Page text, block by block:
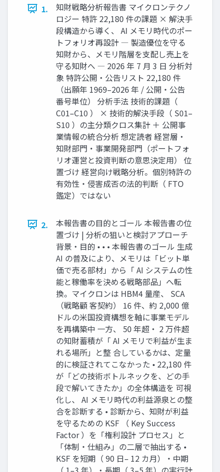
1.
知財戦略分析報告書 マイクロンテクノ
ロジー 特許 22,180 件の課題 × 解決手
段構造から導く、 AI メモリ時代のポー
トフォリオ再設計 ― 製造優位を守る
知財から、メモリ階層を支配し売上を
守る知財へ ― 2026 年 7 月 3 日 分析対
象 特許公開・公告リスト 22,180 件
（出願年 1969–2026 年 / 公開・公告
番号単位） 分析手法 技術的課題（
C01–C10 ） × 技術的解決手段（ S01–
S10 ）の主分類クロス集計 ＋ 公開事
業情報の統合分析 想定読者 経営層・
知財部門・事業開発部門（ポートフォ
リオ運営と投資判断の意思決定用） 位
置づけ 経営向け戦略分析。個別特許の
有効性・侵害成否の法的判断（ FTO
鑑定）ではない
2.
本報告書の目的とゴール 本報告書の位
置づけ | 分析の狙いと検討アプローチ
背景・目的 • • • 本報告書のゴール 生成
AI の普及により、メモリは「ビット単
価で売る部材」から「 AI システムの性
能と稼働率を決める戦略部品」へ転
換。マイクロンは HBM4 量産、 SCA
（戦略顧 客契約） 16 件、約 2,000 億
ドルの米国投資構想を軸に事業モデル
を再構築中 一方、 50 年超・ 2 万件超
の知財蓄積が「 AI メモリで利益が生ま
れる場所」と整 合しているかは、定量
的に検証されてこなかった • 22,180 件
が「どの技術ボトルネックを、どの手
段で解いてきたか」の全体構造を 可視
化し、 AI メモリ時代の利益源泉との整
合を診断する • 診断から、知財が利益
を守るための KSF （ Key Success
Factor ）を「権利設計 プロセス」と
「体制・仕組み」の二層で抽出する •
KSF を短期（ 90 日– 12 カ月）・中期